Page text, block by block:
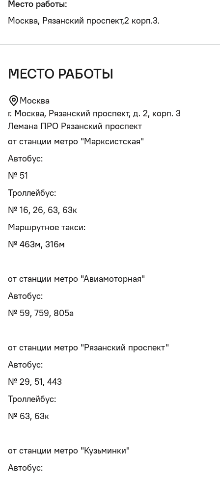
Место работы:
Москва, Рязанский проспект,2 корп.3.
место работы
Москва
г. Москва, Рязанский проспект, д. 2, корп. 3
Лемана ПРО Рязанский проспект
от станции метро "Марксистская"
Автобус:
№ 51
Троллейбус:
№ 16, 26, 63, 63к
Маршрутное такси:
№ 463м, 316м
от станции метро "Авиамоторная"
Автобус:
№ 59, 759, 805а
от станции метро "Рязанский проспект"
Автобус:
№ 29, 51, 443
Троллейбус:
№ 63, 63к
от станции метро "Кузьминки"
Автобус: